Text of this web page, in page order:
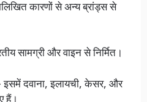
कारणों से अन्य ब्रांड्स से
सामग्री और वाइन से निर्मित।
दवाना, इलायची, केसर, और